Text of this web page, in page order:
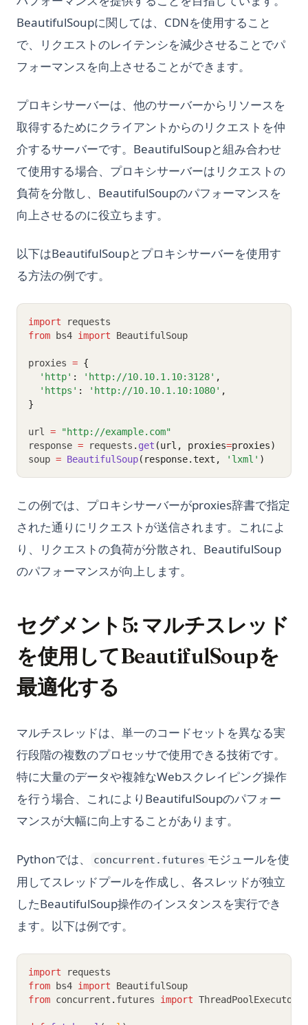
BeautifulSoupに関しては、CDNを使用すること
で、リクエストのレイテンシを減少させることでパ
フォーマンスを向上させることができます。
プロキシサーバーは、他のサーバーからリソースを
取得するためにクライアントからのリクエストを仲
介するサーバーです。BeautifulSoupと組み合わせ
て使用する場合、プロキシサーバーはリクエストの
負荷を分散し、BeautifulSoupのパフォーマンスを
向上させるのに役立ちます。
以下はBeautifulSoupとプロキシサーバーを使用す
る方法の例です。
import requests
from bs4 import BeautifulSoup
proxies = {
'http' : 'http://10.10.1.10:3128' ,
'https' : 'http://10.10.1.10:1080' ,
}
url =
"http://example.com"
response = requests . get (url, proxies=proxies)
soup = BeautifulSoup(response.text, 'lxml' )
この例では、プロキシサーバーがproxies辞書で指定
された通りにリクエストが送信されます。これによ
り、リクエストの負荷が分散され、BeautifulSoup
のパフォーマンスが向上します。
セグメント5: マルチスレッド
を使用してBeautifulSoupを
最適化する
マルチスレッドは、単一のコードセットを異なる実
行段階の複数のプロセッサで使用できる技術です。
特に大量のデータや複雑なWebスクレイピング操作
を行う場合、これによりBeautifulSoupのパフォー
マンスが大幅に向上することがあります。
Pythonでは、 concurrent.futures モジュールを使
用してスレッドプールを作成し、各スレッドが独立
したBeautifulSoup操作のインスタンスを実行でき
ます。以下は例です。
import requests
from bs4 import BeautifulSoup
from concurrent . futures import ThreadPoolExecutor